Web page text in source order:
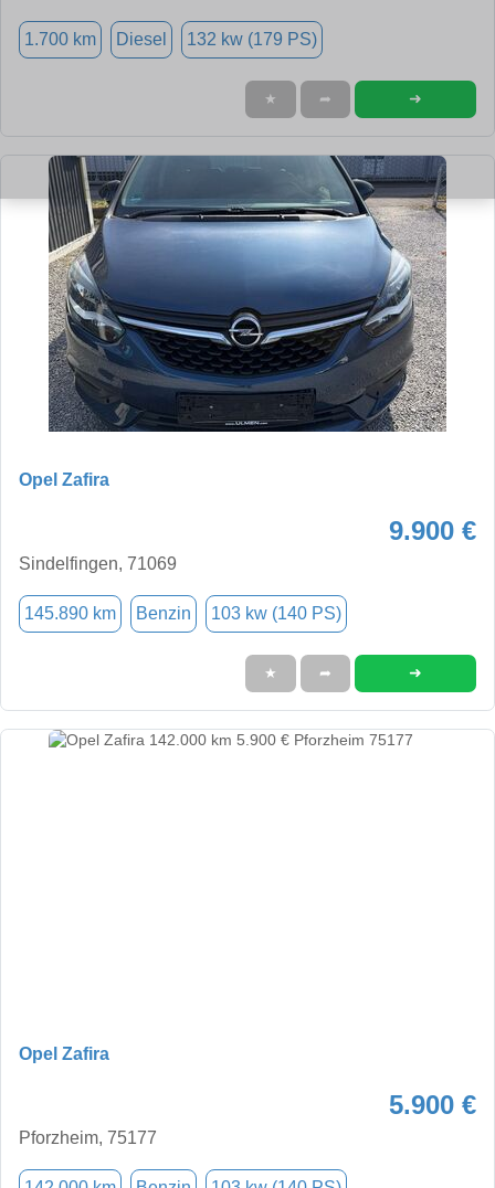
1.700 km Diesel 132 kw (179 PS)
★ ➦ ➜
Opel Zafira
9.900 €
Sindelfingen, 71069
145.890 km Benzin 103 kw (140 PS)
★ ➦ ➜
Opel Zafira
5.900 €
Pforzheim, 75177